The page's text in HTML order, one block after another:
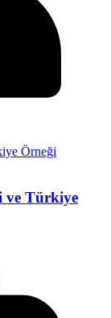
ve Türkiye